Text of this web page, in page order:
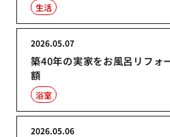
生活
築40年の実家をお風呂リフォ
額
2026.05.07
浴室
2026.05.06